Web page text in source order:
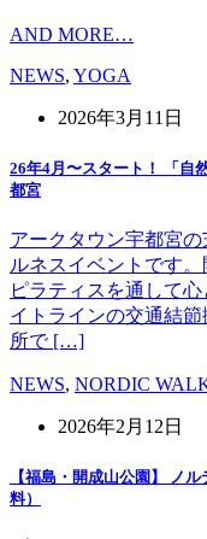
AND MORE…
NEWS, YOGA
2026年3月11日
26年4月〜スタート！ 「自
都宮
アークタウン宇都宮
ルネスイベントです
ピラティスを通して
イトラインの交通結
所で […]
NEWS, NORDIC
2026年2月12日
【福島・開成山公園】 ノ
料）